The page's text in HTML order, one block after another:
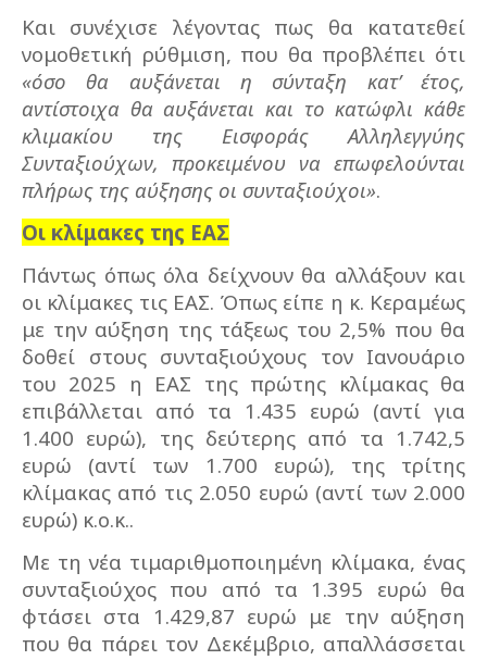
Και συνέχισε λέγοντας πως θα κατατεθεί
νομοθετική ρύθμιση, που θα προβλέπει ότι
«όσο θα αυξάνεται η σύνταξη κατ’ έτος,
αντίστοιχα θα αυξάνεται και το κατώφλι κάθε
κλιμακίου της Εισφοράς Αλληλεγγύης
Συνταξιούχων, προκειμένου να επωφελούνται
πλήρως της αύξησης οι συνταξιούχοι».
Οι κλίμακες της ΕΑΣ
Πάντως όπως όλα δείχνουν θα αλλάξουν και
οι κλίμακες τις ΕΑΣ. Όπως είπε η κ. Κεραμέως
με την αύξηση της τάξεως του 2,5% που θα
δοθεί στους συνταξιούχους τον Ιανουάριο
του 2025 η ΕΑΣ της πρώτης κλίμακας θα
επιβάλλεται από τα 1.435 ευρώ (αντί για
1.400 ευρώ), της δεύτερης από τα 1.742,5
ευρώ (αντί των 1.700 ευρώ), της τρίτης
κλίμακας από τις 2.050 ευρώ (αντί των 2.000
ευρώ) κ.ο.κ..
Με τη νέα τιμαριθμοποιημένη κλίμακα, ένας
συνταξιούχος που από τα 1.395 ευρώ θα
φτάσει στα 1.429,87 ευρώ με την αύξηση
που θα πάρει τον Δεκέμβριο, απαλλάσσεται